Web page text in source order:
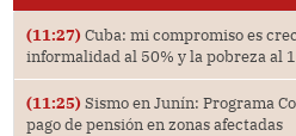
(11:27) Cuba: mi compromiso es
informalidad al 50% y la pobreza al
(11:25) Sismo en Junín: Programa
pago de pensión en zonas afectadas